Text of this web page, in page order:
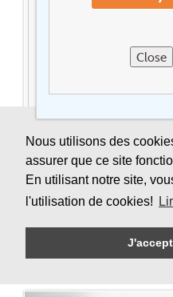
Nous utilisons des
assurer que ce site
En utilisant notre site,
l'utilisation de cookies!
Close
Vélos à disposition
Décocher tous les
Effacer tous les filtres
Cherchez
Basilicata